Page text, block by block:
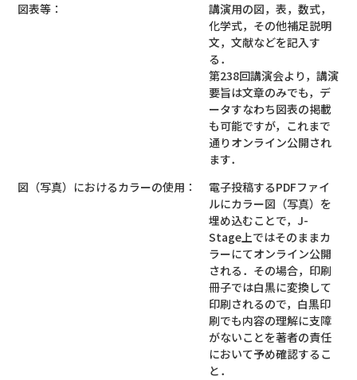
図表等：
講演用の図，表，数式，
化学式，その他補足説明
文，文献などを記入す
る．
第238回講演会より，講演
要旨は文章のみでも，デ
ータすなわち図表の掲載
も可能ですが，これまで
通りオンライン公開され
ます．
図（写真）におけるカラーの使用：
電子投稿するPDFファイ
ルにカラー図（写真）を
埋め込むことで，J-
Stage上ではそのままカ
ラーにてオンライン公開
される．その場合，印刷
冊子では白黒に変換して
印刷されるので，白黒印
刷でも内容の理解に支障
がないことを著者の責任
において予め確認するこ
と．